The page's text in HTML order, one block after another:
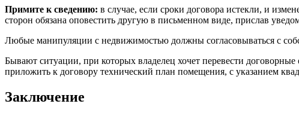
Примите к сведению: в случае, если сроки договора истекли, и
сторон обязана оповестить другую в письменном виде, прислав
Любые манипуляции с недвижимостью должны согласовываться с
Бывают ситуации, при которых владелец хочет перевести
приложить к договору технический план помещения, с указанием
Заключение